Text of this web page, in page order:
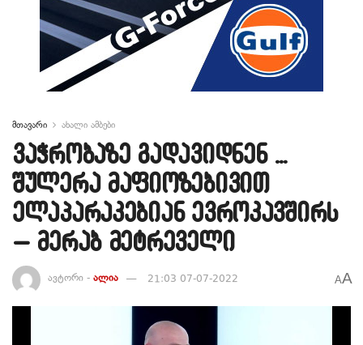
მთავარი ახალი ამბები
ვაჭრობაზე გადავიდნენ …
შულერა მაფიოზებივით
ელაპარაკებიან ევროკავშირს
– მერაბ მეტრეველი
ავტორი - ალია 21:03 07-07-2022 AA